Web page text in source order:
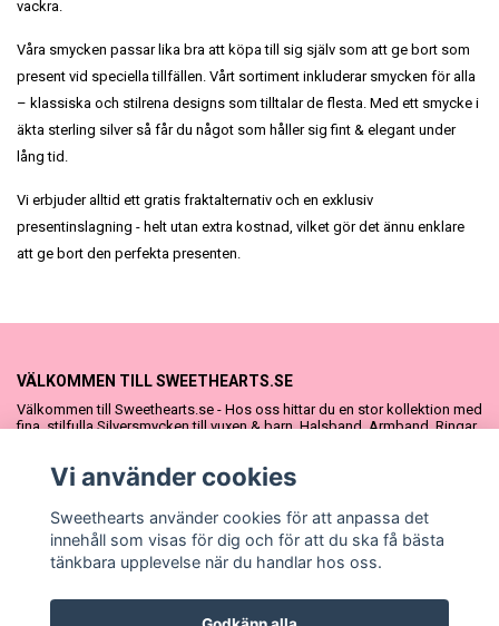
vackra.
Våra smycken passar lika bra att köpa till sig själv som att ge bort som
present vid speciella tillfällen. Vårt sortiment inkluderar smycken för alla
– klassiska och stilrena designs som tilltalar de flesta. Med ett smycke i
äkta sterling silver så får du något som håller sig fint & elegant under
lång tid.
Vi erbjuder alltid ett gratis fraktalternativ och en exklusiv
presentinslagning - helt utan extra kostnad, vilket gör det ännu enklare
att ge bort den perfekta presenten.
VÄLKOMMEN TILL SWEETHEARTS.SE
Välkommen till Sweethearts.se - Hos oss hittar du en stor kollektion med
fina, stilfulla Silversmycken till vuxen & barn. Halsband, Armband, Ringar
vår söta Sweethearts kolllektion med barnsmycken, tyllkjolar &
Vi använder cookies
Sweethearts använder cookies för att anpassa det
innehåll som visas för dig och för att du ska få bästa
tänkbara upplevelse när du handlar hos oss.